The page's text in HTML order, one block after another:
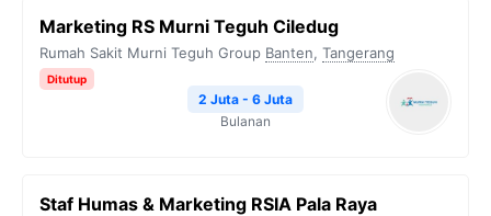
Marketing RS Murni Teguh Ciledug
Rumah Sakit Murni Teguh Group Banten, Tangerang
Ditutup
2 Juta - 6 Juta
Bulanan
Staf Humas & Marketing RSIA Pala Raya